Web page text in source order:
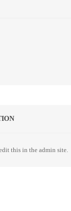
this in the admin site.